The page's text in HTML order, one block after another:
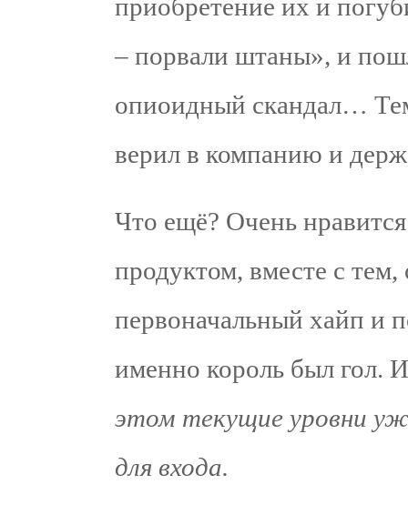
приобретение их и
– порвали штаны», и
опиоидный скандал…
верил в компанию и
Что ещё? Очень
продуктом, вместе с тем,
первоначальный хайп и
именно король был гол.
этом текущие уровни
для входа.